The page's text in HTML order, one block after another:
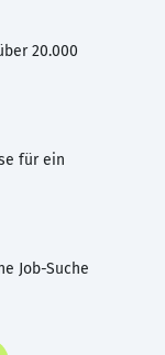
20.000
für ein
Job-Suche